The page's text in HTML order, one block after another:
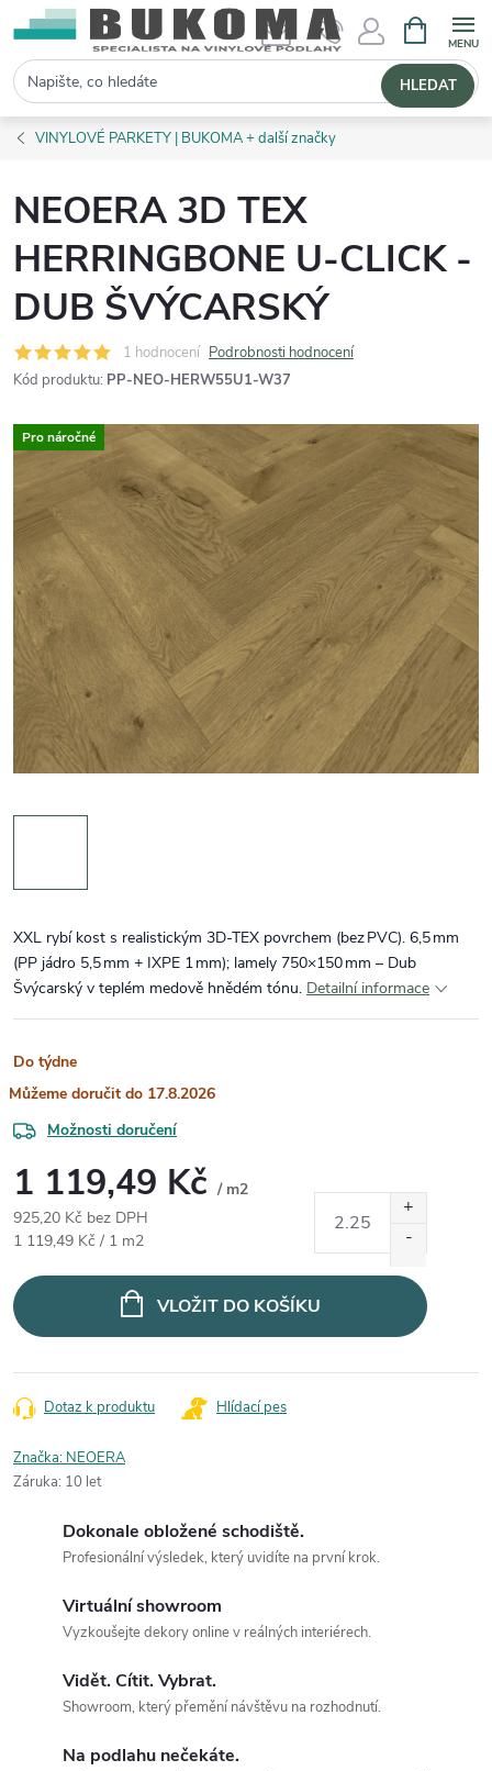
Hledat HLEDAT
VINYLOVÉ PARKETY | BUKOMA + další značky
NEOERA 3D TEX
HERRINGBONE U-CLICK -
DUB ŠVÝCARSKÝ
1 hodnocení Podrobnosti hodnocení
Kód produktu: PP-NEO-HERW55U1-W37
Pro náročné
XXL rybí kost s realistickým 3D‑TEX povrchem (bez PVC). 6,5 mm
(PP jádro 5,5 mm + IXPE 1 mm); lamely 750×150 mm – Dub
Švýcarský v teplém medově hnědém tónu. Detailní informace
Do týdne
17.8.2026
Možnosti doručení
1 119,49 Kč / m2
925,20 Kč bez DPH
Měrná cena:
1 119,49 Kč / 1 m2
VLOŽIT DO KOŠÍKU
Dotaz k produktu Hlídací pes
Značka: NEOERA
Záruka: 10 let
Dokonale obložené schodiště.
Profesionální výsledek, který uvidíte na první krok.
Virtuální showroom
Vyzkoušejte dekory online v reálných interiérech.
Vidět. Cítit. Vybrat.
Showroom, který přemění návštěvu na rozhodnutí.
Na podlahu nečekáte.